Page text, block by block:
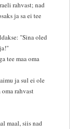
rahvast; nad
ja sa ei tee
"Sina oled
tee maa oma
ja sul ei ole
rahvast
maal, siis nad